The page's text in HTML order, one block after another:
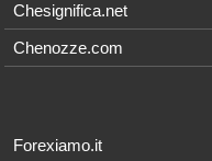
Chesignifica.net
Chenozze.com
Forexiamo.it